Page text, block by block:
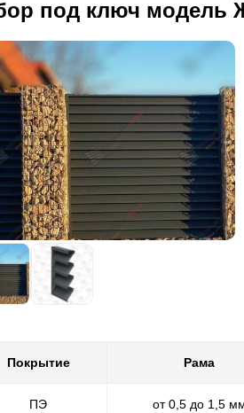
под ключ модель
Покрытие Рама
ПЭ от 0,5 до 1,5